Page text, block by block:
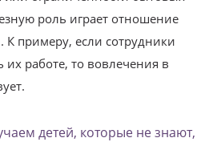
роль играет отношение
К примеру, если сотрудники
их работе, то вовлечения в
детей, которые не знают,